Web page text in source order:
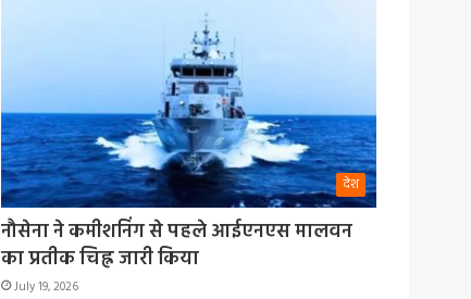
देश
नौसेना ने कमीशनिंग से पहले आईएनएस मालवन
का प्रतीक चिह्न जारी किया
July 19, 2026